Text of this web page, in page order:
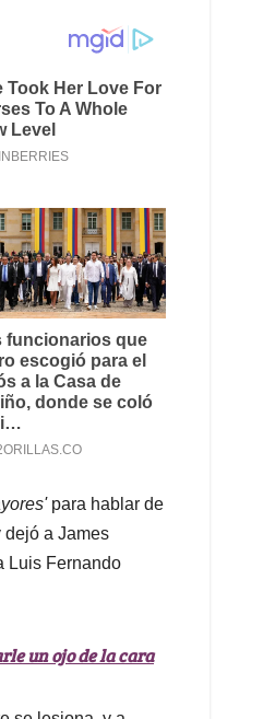
para hablar de
dejó a James
Luis Fernando
un ojo de la cara